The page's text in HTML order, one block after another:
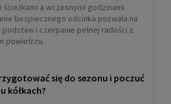
ścieżkami a wczesnymi godzinami
bezpiecznego odcinka pozwala na
i czerpanie pełnej radości z
powietrzu.
się do sezonu i poczuć
kółkach?